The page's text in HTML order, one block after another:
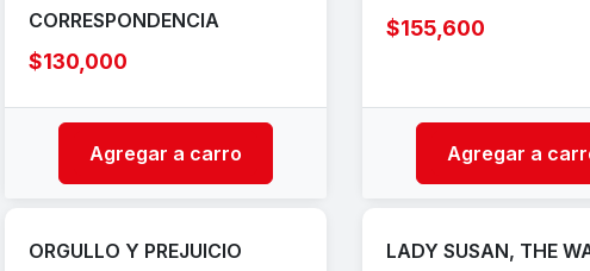
CORRESPONDENCIA
$130,000
Agregar a carro
$155,600
Agregar a
ORGULLO Y PREJUICIO
LADY SUSAN, THE